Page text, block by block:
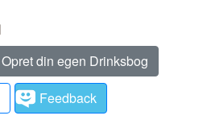
Opret din egen Drinksbog
Feedback